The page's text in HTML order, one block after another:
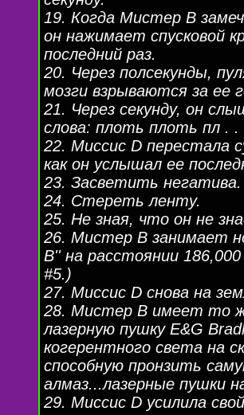
19. Когда Мистер B
он нажимает спусковой
последний раз.
20. Через полсекунды,
мозги взрываются за ее
21. Через секунду, он
слова: плоть плоть пл . .
22. Миссис D перестала
как он услышал ее
23. Засветить негатива.
24. Стереть ленту.
25. Не зная, что он не
26. Мистер B занимает
B'' на расстоянии
#5.)
27. Миссис D снова на
28. Мистер B имеет то
лазерную пушку E&G
когерентного света на
способную пронзить
алмаз...лазерные пушки
29. Миссис D усилила